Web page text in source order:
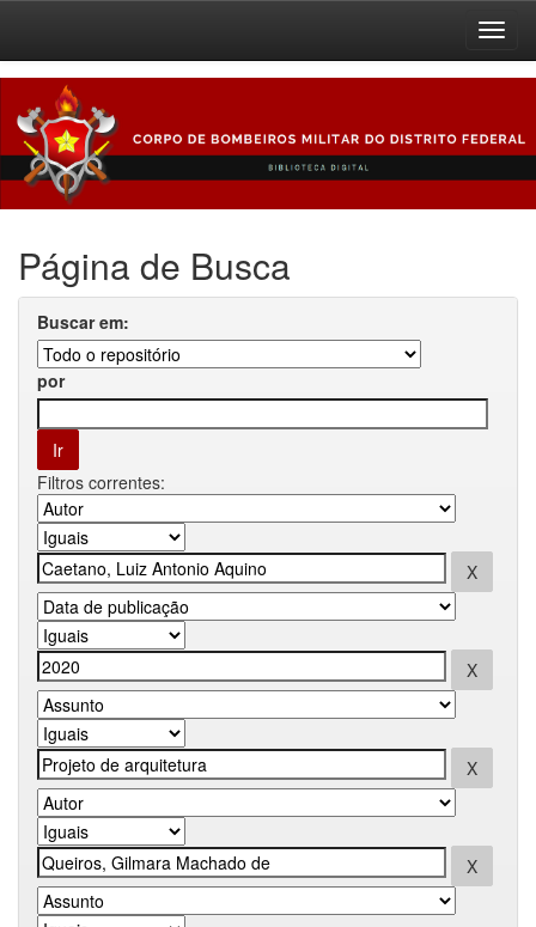
navigation
Página de Busca
Buscar em:
por
Filtros correntes: